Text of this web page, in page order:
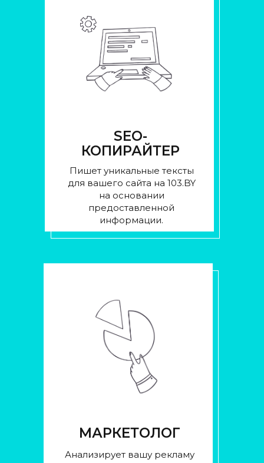
Пишет уникальные тексты
для вашего сайта на 103.BY
на основании
предоставленной
информации.
Анализирует вашу рекламу
SEO-
КОПИРАЙТЕР
МАРКЕТОЛОГ